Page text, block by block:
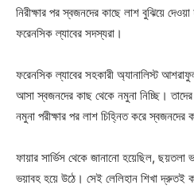
নিরীক্ষার পর স্বজনদের কাছে লাশ বুঝিয়ে
ফরেনসিক ল্যাবের সদস্যরা।
ফরেনসিক ল্যাবের সহকারী অ্যানালিস্ট
আসা স্বজনদের কাছ থেকে নমুনা নিচ্ছি।
নমুনা পরীক্ষার পর লাশ চিহ্নিত করে স্বজনদের
ফায়ার সার্ভিস থেকে জানানো হয়েছিল,
ভয়াবহ হয়ে উঠে। সেই লেলিহান শিখা দ্রুতই